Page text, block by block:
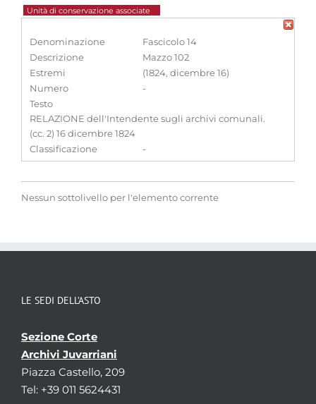
Unità di conservazione associate
Denominazione
Fascicolo 14
Descrizione
Mazzo 102
Estremi
(1824, dicembre 16)
Numero
-
Testo
RELAZIONE dell'Intendente sugli archivi comunali.
(cc. 2) 16 dicembre 1824
Classificazione
-
Nessun sottolivello per l'elemento corrente
LE SEDI DELL’ASTO
Sezione Corte
Archivi Juvarriani
Piazza Castello, 209
Tel: +39 011 5624431